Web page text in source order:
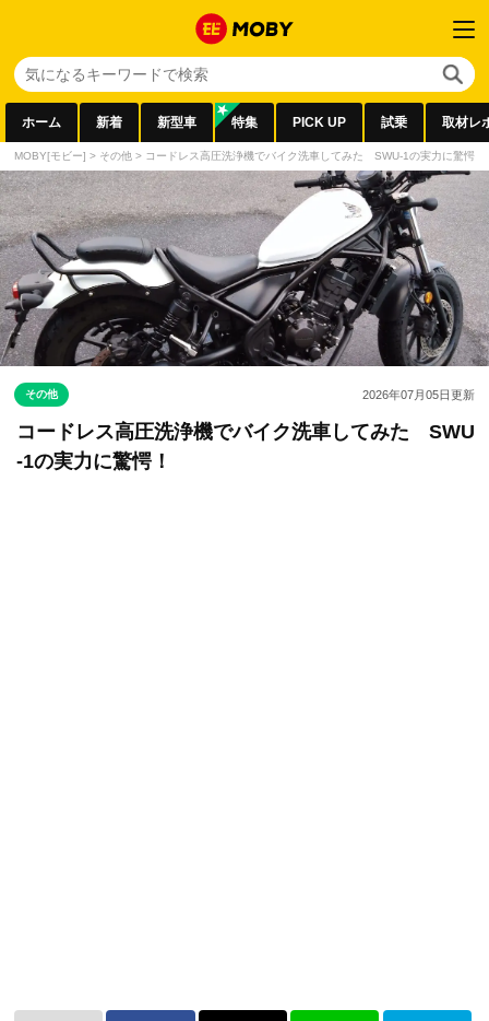
ホーム 新着 新型車 特集 PICK UP 試乗 取材レ
MOBY[モビー] > その他 > コードレス高圧洗浄機でバイク洗車してみた SWU-1の実力に驚愕！
その他 2026年07月05日更新
コードレス高圧洗浄機でバイク洗車してみた SWU
-1の実力に驚愕！